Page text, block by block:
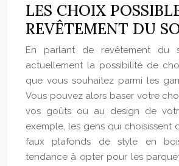
LES CHOIX
REVÊTEMENT DU
En parlant de revêtement du
actuellement la possibilité de
que vous souhaitez parmi les
Vous pouvez alors baser votre
vos goûts ou au design de
exemple, les gens qui choisissent
faux plafonds de style en
tendance à opter pour les